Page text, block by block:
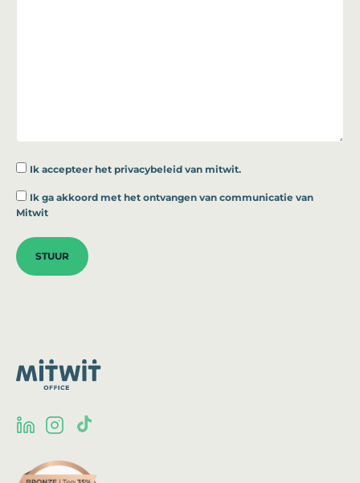
Ik accepteer het privacybeleid van mitwit.
Ik ga akkoord met het ontvangen van communicatie van
Mitwit
STUUR